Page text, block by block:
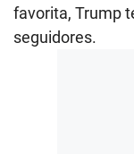
favorita, Trump
seguidores.